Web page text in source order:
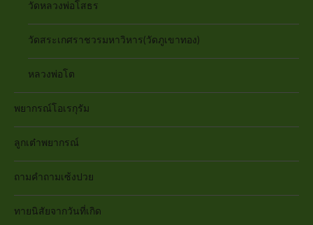
วัดหลวงพ่อโสธร
วัดสระเกศราชวรมหาวิหาร(วัดภูเขาทอง)
หลวงพ่อโต
พยากรณ์โอเรกุรัม
ลูกเต๋าพยากรณ์
ถามคำถามเซ้งปวย
ทายนิสัยจากวันที่เกิด